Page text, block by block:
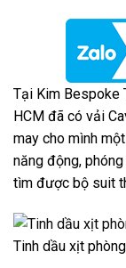
Tại Kim Bespoke
HCM đã có vải
may cho mình
năng động,
tìm được bộ suit
Tinh dầu xịt